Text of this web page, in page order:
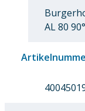
AL 80 90°